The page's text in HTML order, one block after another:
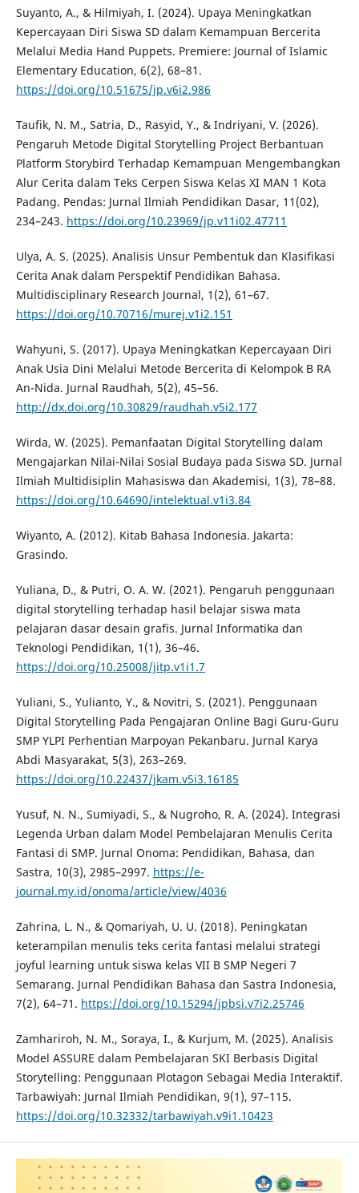
Suyanto, A., & Hilmiyah, I. (2024). Upaya Meningkatkan
Kepercayaan Diri Siswa SD dalam Kemampuan Bercerita
Melalui Media Hand Puppets. Premiere: Journal of Islamic
Elementary Education, 6(2), 68–81.
https://doi.org/10.51675/jp.v6i2.986
Taufik, N. M., Satria, D., Rasyid, Y., & Indriyani, V. (2026).
Pengaruh Metode Digital Storytelling Project Berbantuan
Platform Storybird Terhadap Kemampuan Mengembangkan
Alur Cerita dalam Teks Cerpen Siswa Kelas XI MAN 1 Kota
Padang. Pendas: Jurnal Ilmiah Pendidikan Dasar, 11(02),
234–243. https://doi.org/10.23969/jp.v11i02.47711
Ulya, A. S. (2025). Analisis Unsur Pembentuk dan Klasifikasi
Cerita Anak dalam Perspektif Pendidikan Bahasa.
Multidisciplinary Research Journal, 1(2), 61–67.
https://doi.org/10.70716/murej.v1i2.151
Wahyuni, S. (2017). Upaya Meningkatkan Kepercayaan Diri
Anak Usia Dini Melalui Metode Bercerita di Kelompok B RA
An-Nida. Jurnal Raudhah, 5(2), 45–56.
http://dx.doi.org/10.30829/raudhah.v5i2.177
Wirda, W. (2025). Pemanfaatan Digital Storytelling dalam
Mengajarkan Nilai-Nilai Sosial Budaya pada Siswa SD. Jurnal
Ilmiah Multidisiplin Mahasiswa dan Akademisi, 1(3), 78–88.
https://doi.org/10.64690/intelektual.v1i3.84
Wiyanto, A. (2012). Kitab Bahasa Indonesia. Jakarta:
Grasindo.
Yuliana, D., & Putri, O. A. W. (2021). Pengaruh penggunaan
digital storytelling terhadap hasil belajar siswa mata
pelajaran dasar desain grafis. Jurnal Informatika dan
Teknologi Pendidikan, 1(1), 36–46.
https://doi.org/10.25008/jitp.v1i1.7
Yuliani, S., Yulianto, Y., & Novitri, S. (2021). Penggunaan
Digital Storytelling Pada Pengajaran Online Bagi Guru-Guru
SMP YLPI Perhentian Marpoyan Pekanbaru. Jurnal Karya
Abdi Masyarakat, 5(3), 263–269.
https://doi.org/10.22437/jkam.v5i3.16185
Yusuf, N. N., Sumiyadi, S., & Nugroho, R. A. (2024). Integrasi
Legenda Urban dalam Model Pembelajaran Menulis Cerita
Fantasi di SMP. Jurnal Onoma: Pendidikan, Bahasa, dan
Sastra, 10(3), 2985–2997. https://e-
journal.my.id/onoma/article/view/4036
Zahrina, L. N., & Qomariyah, U. U. (2018). Peningkatan
keterampilan menulis teks cerita fantasi melalui strategi
joyful learning untuk siswa kelas VII B SMP Negeri 7
Semarang. Jurnal Pendidikan Bahasa dan Sastra Indonesia,
7(2), 64–71. https://doi.org/10.15294/jpbsi.v7i2.25746
Zamhariroh, N. M., Soraya, I., & Kurjum, M. (2025). Analisis
Model ASSURE dalam Pembelajaran SKI Berbasis Digital
Storytelling: Penggunaan Plotagon Sebagai Media Interaktif.
Tarbawiyah: Jurnal Ilmiah Pendidikan, 9(1), 97–115.
https://doi.org/10.32332/tarbawiyah.v9i1.10423